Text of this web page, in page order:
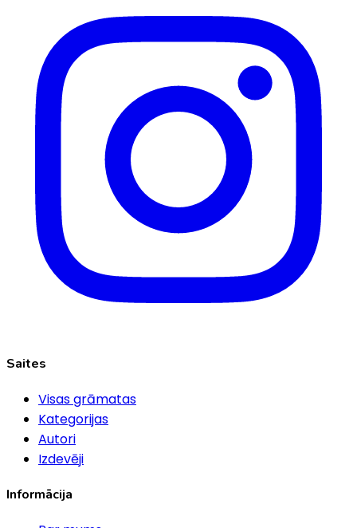
Saites
Visas grāmatas
Kategorijas
Autori
Izdevēji
Informācija